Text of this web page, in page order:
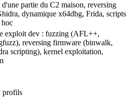
partie du C2 maison, reversing
dynamique x64dbg, Frida, scripts
hoc
exploit dev : fuzzing (AFL++,
reversing firmware (binwalk,
scripting), kernel exploitation,
profils